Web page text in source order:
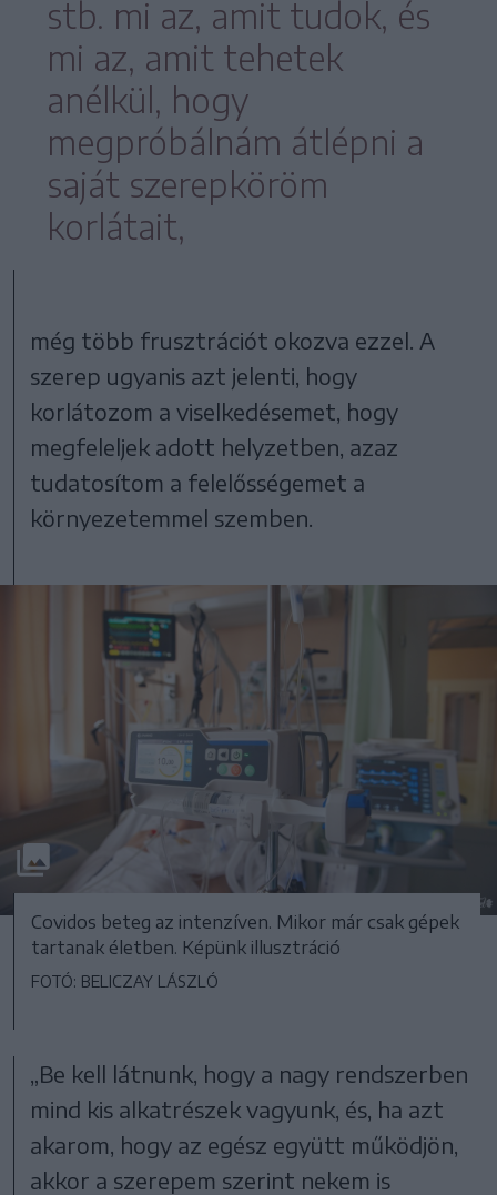
stb. mi az, amit tudok, és
mi az, amit tehetek
anélkül, hogy
megpróbálnám átlépni a
saját szerepköröm
korlátait,
még több frusztrációt okozva ezzel. A
szerep ugyanis azt jelenti, hogy
korlátozom a viselkedésemet, hogy
megfeleljek adott helyzetben, azaz
tudatosítom a felelősségemet a
környezetemmel szemben.
Covidos beteg az intenzíven. Mikor már csak gépek
tartanak életben. Képünk illusztráció
FOTÓ: BELICZAY LÁSZLÓ
„Be kell látnunk, hogy a nagy rendszerben
mind kis alkatrészek vagyunk, és, ha azt
akarom, hogy az egész együtt működjön,
akkor a szerepem szerint nekem is